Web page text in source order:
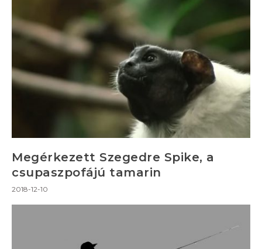
Megérkezett Szegedre Spike, a
csupaszpofájú tamarin
2018-12-10